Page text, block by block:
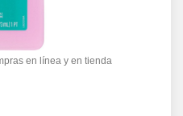
en línea y en tienda